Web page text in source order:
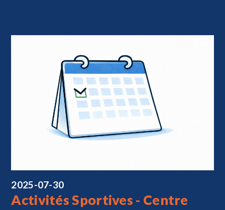
2025-07-30
Activités Sportives - Centre